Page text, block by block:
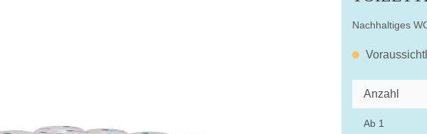
Nachhaltiges
Anzahl
Ab 1